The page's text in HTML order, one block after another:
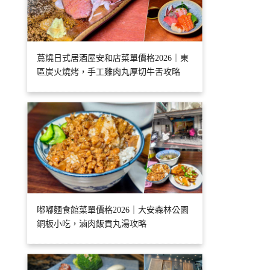
蔦燒日式居酒屋安和店菜單價格2026｜東
區炭火燒烤，手工雞肉丸厚切牛舌攻略
嘟嘟麵食館菜單價格2026｜大安森林公園
銅板小吃，滷肉飯貢丸湯攻略